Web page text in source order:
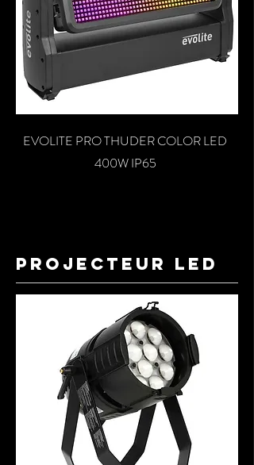
EVOLITE PRO THUDER COLOR LED
400W IP65
projecteur led